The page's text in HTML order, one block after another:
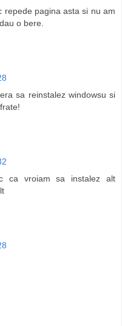
repede pagina asta si nu am
o bere.
sa reinstalez windowsu si
ca vroiam sa instalez alt